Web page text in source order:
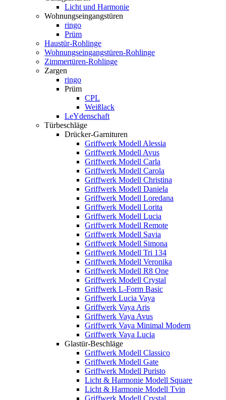
Licht und Harmonie
Wohnungseingangstüren
ringo
Prüm
Haustür-Rohlinge
Wohnungseingangstüren-Rohlinge
Zimmertüren-Rohlinge
Zargen
ringo
Prüm
CPL
Weißlack
LeYdenschaft
Türbeschläge
Drücker-Garnituren
Griffwerk Modell Alessia
Griffwerk Modell Avus
Griffwerk Modell Carla
Griffwerk Modell Carola
Griffwerk Modell Christina
Griffwerk Modell Daniela
Griffwerk Modell Loredana
Griffwerk Modell Lorita
Griffwerk Modell Lucia
Griffwerk Modell Remote
Griffwerk Modell Savia
Griffwerk Modell Simona
Griffwerk Modell Tri 134
Griffwerk Modell Veronika
Griffwerk Modell R8 One
Griffwerk Modell Crystal
Griffwerk L-Form Basic
Griffwerk Lucia Vaya
Griffwerk Vaya Aris
Griffwerk Vaya Avus
Griffwerk Vaya Minimal Modern
Griffwerk Vaya Lucia
Glastür-Beschläge
Griffwerk Modell Classico
Griffwerk Modell Gate
Griffwerk Modell Puristo
Licht & Harmonie Modell Square
Licht & Harmonie Modell Tvin
Griffwerk Modell Crystal